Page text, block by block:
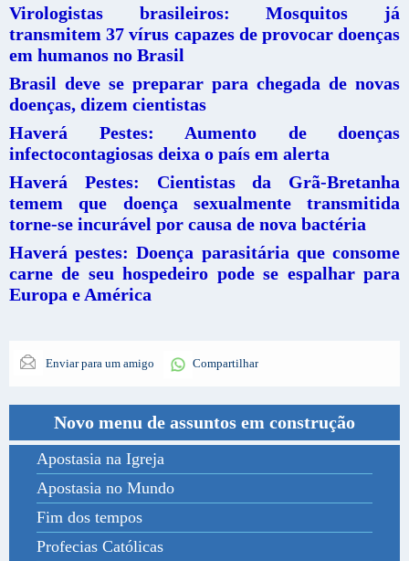
Virologistas brasileiros: Mosquitos já
transmitem 37 vírus capazes de provocar doenças
em humanos no Brasil
Brasil deve se preparar para chegada de novas
doenças, dizem cientistas
Haverá Pestes: Aumento de doenças
infectocontagiosas deixa o país em alerta
Haverá Pestes: Cientistas da Grã-Bretanha
temem que doença sexualmente transmitida
torne-se incurável por causa de nova bactéria
Haverá pestes: Doença parasitária que consome
carne de seu hospedeiro pode se espalhar para
Europa e América
Enviar para um amigo Compartilhar
Novo menu de assuntos em construção
Apostasia na Igreja
Apostasia no Mundo
Fim dos tempos
Profecias Católicas